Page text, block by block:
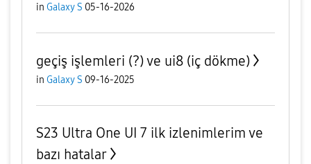
in Galaxy S 05-16-2026
geçiş işlemleri (?) ve ui8 (iç dökme)
in Galaxy S 09-16-2025
S23 Ultra One UI 7 ilk izlenimlerim ve
bazı hatalar